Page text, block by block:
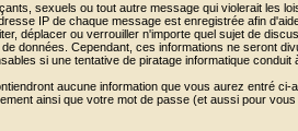
sexuels ou tout autre message qui violerait les
IP de chaque message est enregistrée afin
déplacer ou verrouiller n'importe quel sujet de
données. Cependant, ces informations ne seront
si une tentative de piratage informatique conduit
aucune information que vous aurez entré
ainsi que votre mot de passe (et aussi pour